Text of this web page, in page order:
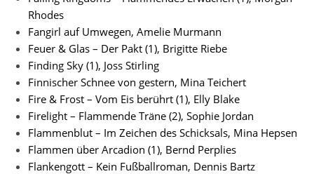
Rhodes
Fangirl auf Umwegen, Amelie Murmann
Feuer & Glas – Der Pakt (1), Brigitte Riebe
Finding Sky (1), Joss Stirling
Finnischer Schnee von gestern, Mina Teichert
Fire & Frost – Vom Eis berührt (1), Elly Blake
Firelight – Flammende Träne (2), Sophie Jordan
Flammenblut – Im Zeichen des Schicksals, Mina Hepsen
Flammen über Arcadion (1), Bernd Perplies
Flankengott – Kein Fußballroman, Dennis Bartz